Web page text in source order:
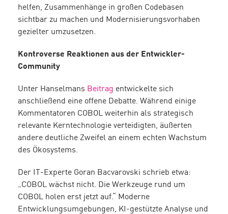
helfen, Zusammenhänge in großen Codebasen
sichtbar zu machen und Modernisierungsvorhaben
gezielter umzusetzen.
Kontroverse Reaktionen aus der Entwickler-
Community
Unter Hanselmans Beitrag entwickelte sich
anschließend eine offene Debatte. Während einige
Kommentatoren COBOL weiterhin als strategisch
relevante Kerntechnologie verteidigten, äußerten
andere deutliche Zweifel an einem echten Wachstum
des Ökosystems.
Der IT-Experte Goran Bacvarovski schrieb etwa:
„COBOL wächst nicht. Die Werkzeuge rund um
COBOL holen erst jetzt auf.“ Moderne
Entwicklungsumgebungen, KI-gestützte Analyse und